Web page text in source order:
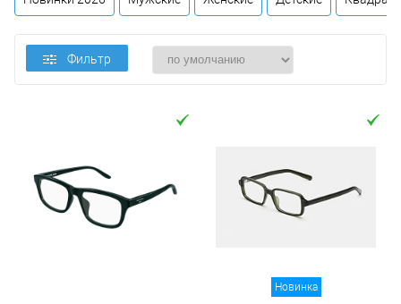
Цена
Назначение / Пол
Фильтр
Новинка